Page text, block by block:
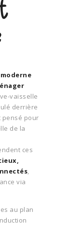
vaisselle
derrière
pensé pour
de la
ces
,
via
au plan